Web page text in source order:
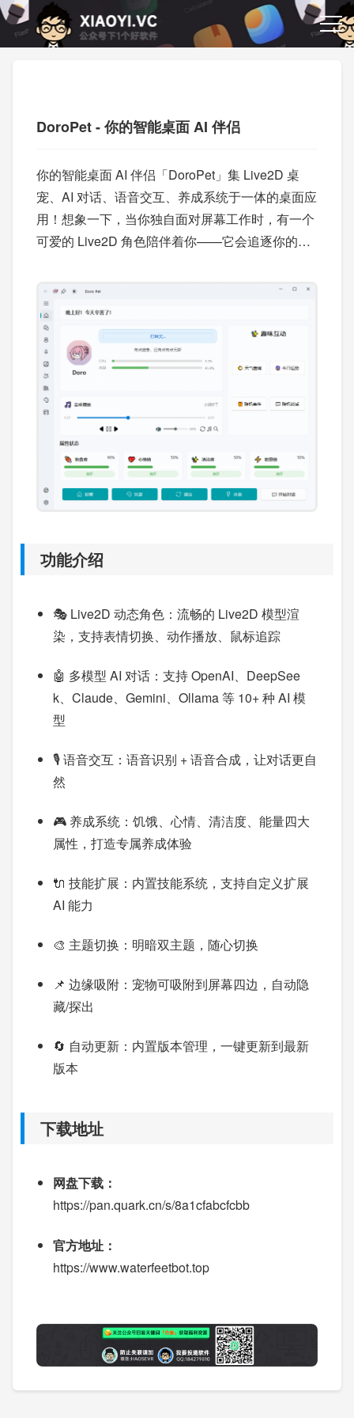
DoroPet - 你的智能桌面 AI 伴侣
你的智能桌面 AI 伴侣「DoroPet」集 Live2D 桌
宠、AI 对话、语音交互、养成系统于一体的桌面应
用！想象一下，当你独自面对屏幕工作时，有一个
可爱的 Live2D 角色陪伴着你——它会追逐你的鼠
息，甚至能和你进行智能对话！
功能介绍
🎭 Live2D 动态角色：流畅的 Live2D 模型渲
染，支持表情切换、动作播放、鼠标追踪
🤖 多模型 AI 对话：支持 OpenAI、DeepSee
k、Claude、Gemini、Ollama 等 10+ 种 AI 模
型
🎙️ 语音交互：语音识别 + 语音合成，让对话更自
然
🎮 养成系统：饥饿、心情、清洁度、能量四大
属性，打造专属养成体验
🔌 技能扩展：内置技能系统，支持自定义扩展
AI 能力
🎨 主题切换：明暗双主题，随心切换
📌 边缘吸附：宠物可吸附到屏幕四边，自动隐
藏/探出
🔄 自动更新：内置版本管理，一键更新到最新
版本
下载地址
网盘下载：
https://pan.quark.cn/s/8a1cfabcfcbb
官方地址：
https://www.waterfeetbot.top